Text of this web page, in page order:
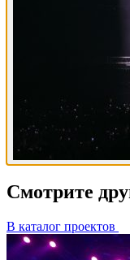
Смотрите
В каталог проектов